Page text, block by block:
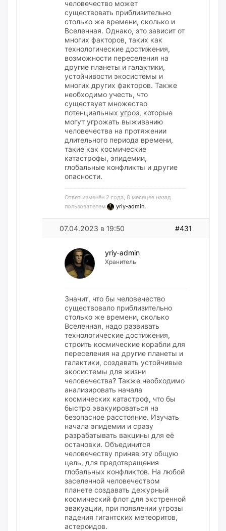
человечество может
существовать приблизительно
столько же времени, сколько и
Вселенная. Однако, это зависит от
многих факторов, таких как
технологические достижения,
возможности переселения на
другие планеты и галактики,
устойчивости экосистемы и
многих других факторов. Также
необходимо учесть, что
существует множество
потенциальных угроз, которые
могут угрожать выживанию
человечества на протяжении
длительного периода времени,
такие как космические
катастрофы, эпидемии,
глобальные конфликты и другие
опасности.
Ответ изменён 2 года, 8 месяцев назад
пользователем
yriy-admin.
07.04.2023 в 19:50 #431
yriy-admin
Хранитель
Значит, что бы человечество
существовало приблизительно
столько же времени, сколько
Вселенная, надо развивать
технологические достижения,
строить космические корабли для
переселения на другие планеты и
галактики, создавать устойчивые
экосистемы для жизни
человечества? Также необходимо
анализировать начала
космических катастроф, что бы
быстро эвакуироваться на
безопасное расстояние. Изучать
начала эпидемии и сразу
разрабатывать вакцины для её
остановки. Объединится
человечеству приняв эту общую
цель, для предотвращения
глобальных конфликтов. На любой
заселенной человечеством
планете создавать дежурный
космический флот для экстренной
эвакуации, при появлении угрозы
падения гигантских метеоритов,
астероидов.